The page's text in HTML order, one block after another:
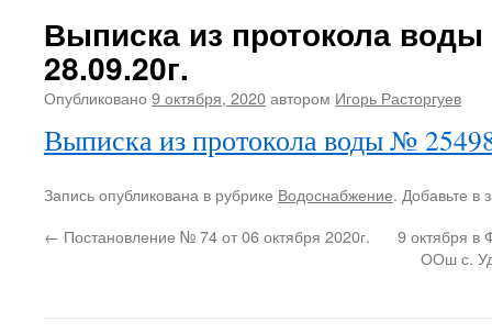
Выписка из протокола
28.09.20г.
Опубликовано 9 октября, 2020автором Игорь Расторгуев
Выписка из протокола воды №
Запись опубликована в рубрике Водоснабжение. Добавьте в
← Постановление № 74 от 06 октября 2020г.
9 октября
ООш с.